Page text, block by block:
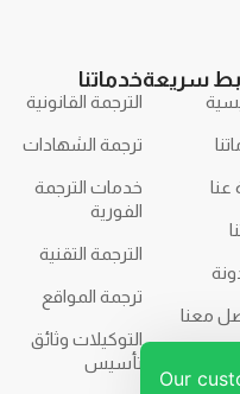
سريعة
عنا
معنا
خدماتنا
الترجمة القانونية
ترجمة الشهادات
خدمات الترجمة
الفورية
الترجمة التقنية
ترجمة المواقع
التوكيلات وثائق
تأسيس
Our